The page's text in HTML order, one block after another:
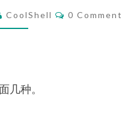
架，
CoolShell Comments
0 Comment
几种。